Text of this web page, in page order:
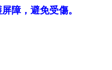
障，避免受傷。